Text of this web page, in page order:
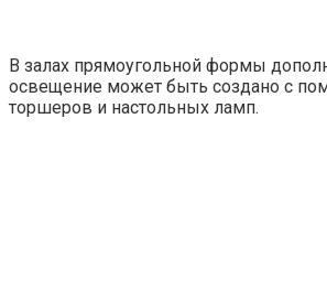
В залах прямоугольной формы
освещение может быть создано с
торшеров и настольных ламп.